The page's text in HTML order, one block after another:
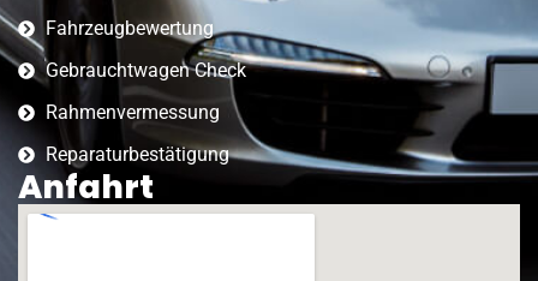
Fahrzeugbewertung
Gebrauchtwagen Check
Rahmenvermessung
Reparaturbestätigung
Anfahrt